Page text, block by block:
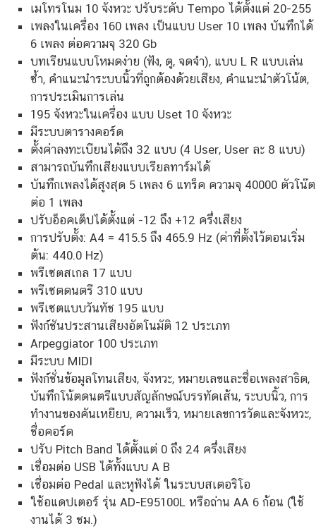
เมโทรโนม 10 จังหวะ ปรับระดับ Tempo ได้ตั้งแต่ 20-255
เพลงในเครื่อง 160 เพลง เป็นแบบ User 10 เพลง บันทึกได้
6 เพลง ต่อความจุ 320 Gb
บทเรียนแบบโหมดง่าย (ฟัง, ดู, จดจำ), แบบ L R แบบเล่น
ซ้ำ, คำแนะนำระบบนิ้วที่ถูกต้องด้วยเสียง, คำแนะนำตัวโน้ต,
การประเมินการเล่น
195 จังหวะในเครื่อง แบบ Uset 10 จังหวะ
มีระบบตารางคอร์ด
ตั้งค่าลงทะเบียนได้ถึง 32 แบบ (4 User, User ละ 8 แบบ)
สามารถบันทึกเสียงแบบเรียลทาร์มได้
บันทึกเพลงได้สูงสุด 5 เพลง 6 แทร็ค ความจุ 40000 ตัวโน๊ต
ต่อ 1 เพลง
ปรับอ็อคเต็ปได้ตั้งแต่ -12 ถึง +12 ครึ่งเสียง
การปรับตั้ง: A4 = 415.5 ถึง 465.9 Hz (ค่าที่ตั้งไว้ตอนเริ่ม
ต้น: 440.0 Hz)
พรีเซตสเกล 17 แบบ
พรีเซตดนตรี 310 แบบ
พรีเซตแบบวันทัช 195 แบบ
ฟังก์ชันประสานเสียงอัตโนมัติ 12 ประเภท
Arpeggiator 100 ประเภท
มีระบบ MIDI
ฟังก์ชั่นข้อมูลโทนเสียง, จังหวะ, หมายเลขและชื่อเพลงสาธิต,
บันทึกโน้ตดนตรีแบบสัญลักษณ์บรรทัดเส้น, ระบบนิ้ว, การ
ทำงานของคันเหยียบ, ความเร็ว, หมายเลขการวัดและจังหวะ,
ชื่อคอร์ด
ปรับ Pitch Band ได้ตั้งแต่ 0 ถึง 24 ครึ่งเสียง
เชื่อมต่อ USB ได้ทั้งแบบ A B
เชื่อมต่อ Pedal และหูฟังได้ ในระบบสเตอริโอ
ใช้อแดปเตอร์ รุ่น AD-E95100L หรือถ่าน AA 6 ก้อน (ใช้
งานได้ 3 ชม.)